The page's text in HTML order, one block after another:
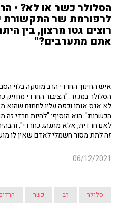
הסלולר כשר או לא? •
לרפורמת שר התקשורת
רוצים גטו מרצון, בין
אתם מתערבים?"
איש החינוך החרדי הרב מוטקה בלוי
הסלולר במגזר: "הציבור החרדי מחזיק
לא אנס אותו וכפה עליו לחתום שהוא
הכשרות". הוא הוסיף: "להיות חרדי זה
לאם חרדית, אלא מתנהג כחרדי",
זה לתת מסור חשמלי לאדם שאין לו
06/12/2021
סלולר רב כשר